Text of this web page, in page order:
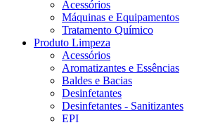
Acessórios
Máquinas e Equipamentos
Tratamento Químico
Produto Limpeza
Acessórios
Aromatizantes e Essências
Baldes e Bacias
Desinfetantes
Desinfetantes - Sanitizantes
EPI